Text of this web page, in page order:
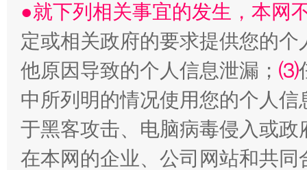
受贿1.44亿！段成刚被判无期 从幼
●就下列相关事宜的发生，本网
定或相关政府的要求提供您的个
他原因导致的个人信息泄漏； ⑶
中所列明的情况使用您的个人
于黑客攻击、电脑病毒侵入或
在本网的企业、公司网站和共